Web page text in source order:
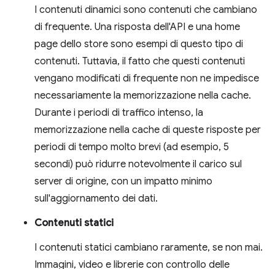
I contenuti dinamici sono contenuti che cambiano
di frequente. Una risposta dell'API e una home
page dello store sono esempi di questo tipo di
contenuti. Tuttavia, il fatto che questi contenuti
vengano modificati di frequente non ne impedisce
necessariamente la memorizzazione nella cache.
Durante i periodi di traffico intenso, la
memorizzazione nella cache di queste risposte per
periodi di tempo molto brevi (ad esempio, 5
secondi) può ridurre notevolmente il carico sul
server di origine, con un impatto minimo
sull'aggiornamento dei dati.
Contenuti statici
I contenuti statici cambiano raramente, se non mai.
Immagini, video e librerie con controllo delle